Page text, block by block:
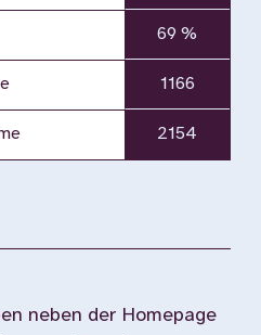
69 %
1166
2154
neben der Homepage